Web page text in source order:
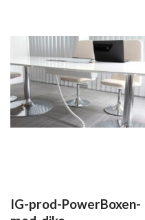
IG-prod-PowerBoxen-